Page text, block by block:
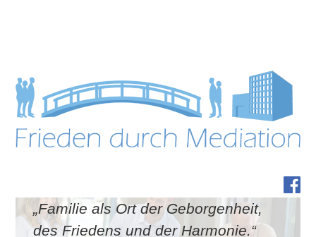
„Familie als Ort der Geborgenheit,
des Friedens und der Harmonie.“